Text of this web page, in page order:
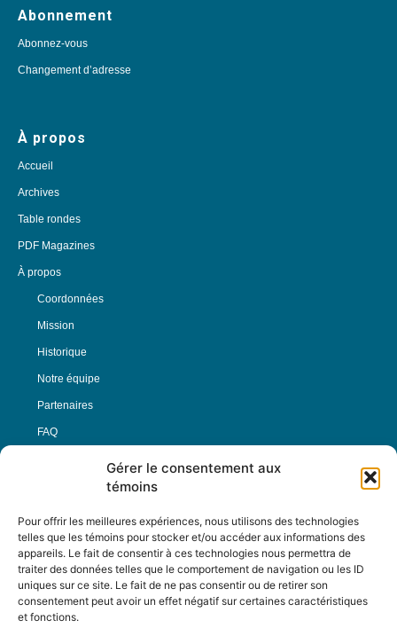
Gérer le consentement aux
témoins
Pour offrir les meilleures expériences, nous utilisons des technologies
telles que les témoins pour stocker et/ou accéder aux informations des
appareils. Le fait de consentir à ces technologies nous permettra de
traiter des données telles que le comportement de navigation ou les ID
uniques sur ce site. Le fait de ne pas consentir ou de retirer son
consentement peut avoir un effet négatif sur certaines caractéristiques
et fonctions.
Abonnement
Abonnez-vous
Changement d’adresse
À propos
Accueil
Archives
Table rondes
PDF Magazines
À propos
Coordonnées
Mission
Historique
Notre équipe
Partenaires
FAQ
Nous Suivre